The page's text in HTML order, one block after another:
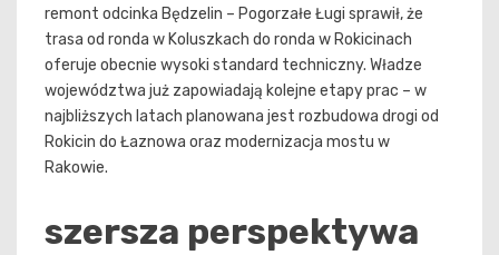
remont odcinka Będzelin – Pogorzałe Ługi sprawił, że
trasa od ronda w Koluszkach do ronda w Rokicinach
oferuje obecnie wysoki standard techniczny. Władze
województwa już zapowiadają kolejne etapy prac – w
najbliższych latach planowana jest rozbudowa drogi od
Rokicin do Łaznowa oraz modernizacja mostu w
Rakowie.
szersza perspektywa